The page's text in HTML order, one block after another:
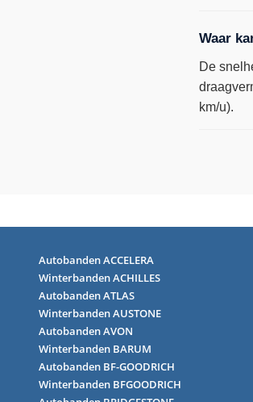
Waar
De
km/u).
Autobanden ACCELERA
Winterbanden ACHILLES
Autobanden ATLAS
Winterbanden AUSTONE
Autobanden AVON
Winterbanden BARUM
Autobanden BF-GOODRICH
Winterbanden BFGOODRICH